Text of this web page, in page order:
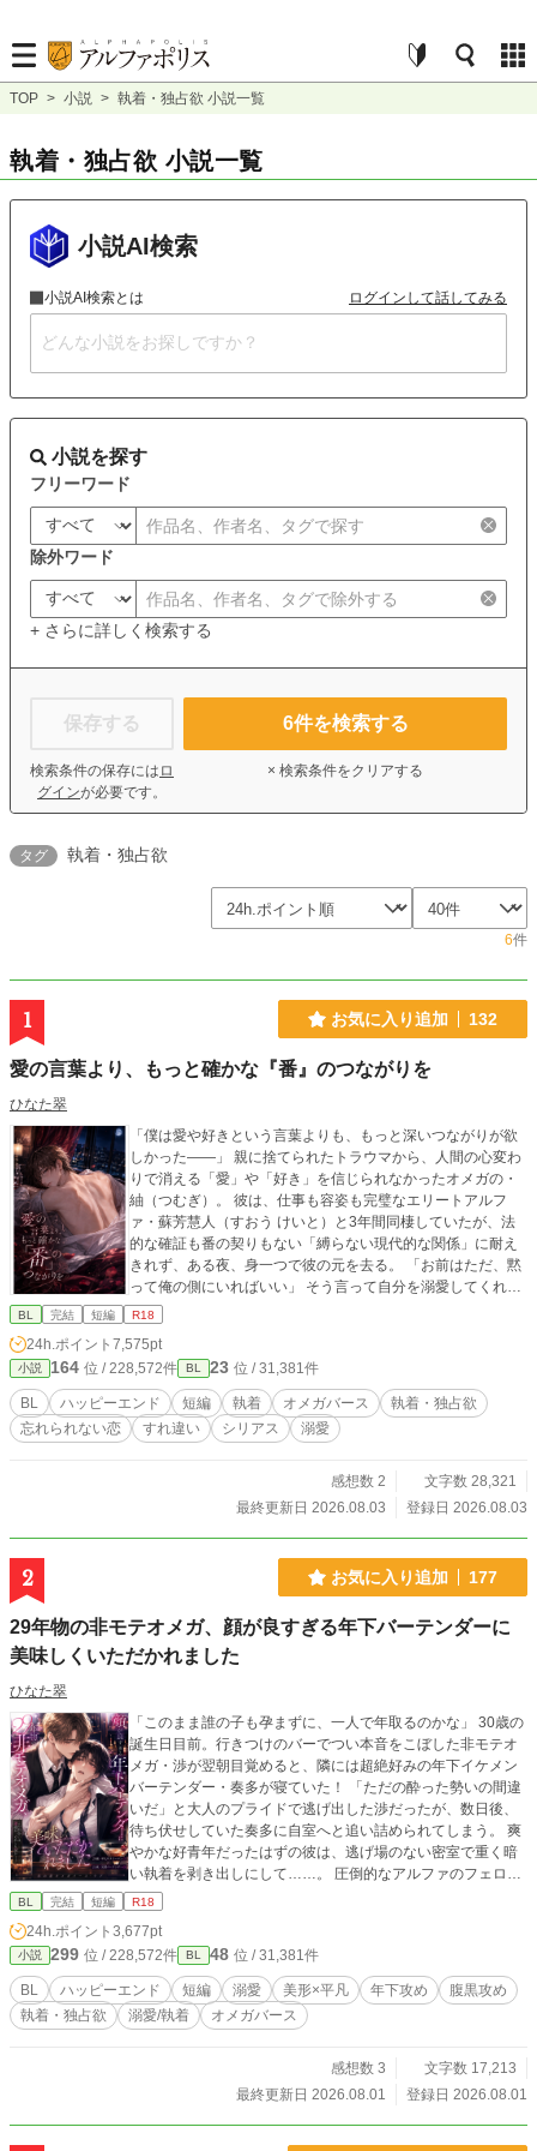
TOP > 小説 > 執着・独占欲 小説一覧
執着・独占欲 小説一覧
小説AI検索
小説AI検索とは ログインして話してみる
小説を探す
フリーワード
除外ワード
+ さらに詳しく検索する
保存する
検索条件の保存には ロ
グインが必要です。
6件を検索する
× 検索条件をクリアする
タグ 執着・独占欲
6件
1 お気に入り追加 132
愛の言葉より、もっと確かな『番』のつながりを
ひなた翠
「僕は愛や好きという言葉よりも、もっと深いつながりが欲
しかった――」 親に捨てられたトラウマから、人間の心変わ
りで消える「愛」や「好き」を信じられなかったオメガの・
紬（つむぎ）。 彼は、仕事も容姿も完璧なエリートアルフ
ァ・蘇芳慧人（すおう けいと）と3年間同棲していたが、法
的な確証も番の契りもない「縛らない現代的な関係」に耐え
きれず、ある夜、身一つで彼の元を去る。 「お前はただ、黙
って俺の側にいればいい」 そう言って自分を溺愛してくれて
いると信じていた慧人だったが、紬が残していったのは『今
のプラチナリングだけだった。 「自由」という名の傲慢が、
どれほど彼を傷つけていたのかを知った慧人は、気が狂った
ように紬を捜し求める。 これは、愛を恐れたオメガと、愛し
方を知らなかったアルファが、すれ違いの果てに「本当の運
命」を掴み取るまでの、切なくも溺愛に満ちた再会ラブスト
BL 完結 短編 R18
24h.ポイント 7,575pt
小説 164 位 / 228,572件 BL 23 位 / 31,381件
BL ハッピーエンド 短編 執着 オメガバース
執着・独占欲
忘れられない恋
すれ違い シリアス 溺愛
感想数 2
文字数 28,321
最終更新日 2026.08.03
登録日 2026.08.03
2 お気に入り追加 177
29年物の非モテオメガ、顔が良すぎる年下バーテンダーに
美味しくいただかれました
ひなた翠
「このまま誰の子も孕まずに、一人で年取るのかな」 30歳の
誕生日目前。行きつけのバーでつい本音をこぼした非モテオ
メガ・渉が翌朝目覚めると、隣には超絶好みの年下イケメン
バーテンダー・奏多が寝ていた！ 「ただの酔った勢いの間違
いだ」と大人のプライドで逃げ出した渉だったが、数日後、
待ち伏せしていた奏多に自室へと追い詰められてしまう。 爽
やかな好青年だったはずの彼は、逃げ場のない密室で重く暗
い執着を剥き出しにして……。 圧倒的なアルファのフェロモ
ンと抗えない快楽。三十年間守ってきた平穏な日常は、腹黒
BL 完結 短編 R18
24h.ポイント 3,677pt
小説 299 位 / 228,572件 BL 48 位 / 31,381件
BL ハッピーエンド 短編 溺愛 美形×平凡 年下攻め
腹黒攻め
執着・独占欲
溺愛/執着 オメガバース
感想数 3
文字数 17,213
最終更新日 2026.08.01
登録日 2026.08.01